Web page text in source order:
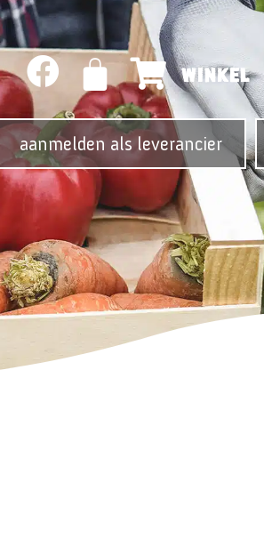
WINKEL
aanmelden als leverancier